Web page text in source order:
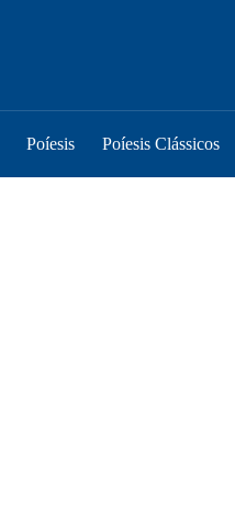
Poíesis Poíesis Clássicos